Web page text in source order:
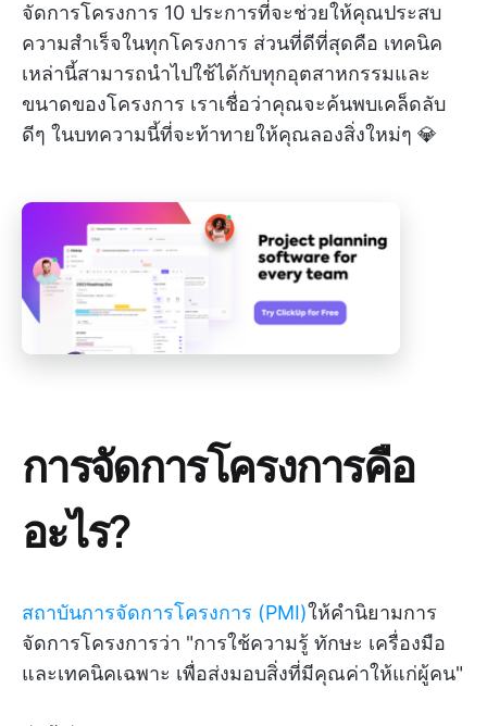
จัดการโครงการ 10 ประการที่จะช่วยให้คุณประสบ
ความสำเร็จในทุกโครงการ ส่วนที่ดีที่สุดคือ เทคนิค
เหล่านี้สามารถนำไปใช้ได้กับทุกอุตสาหกรรมและ
ขนาดของโครงการ เราเชื่อว่าคุณจะค้นพบเคล็ดลับ
ดีๆ ในบทความนี้ที่จะท้าทายให้คุณลองสิ่งใหม่ๆ 💎
การจัดการโครงการคือ
อะไร?
สถาบันการจัดการโครงการ (PMI)ให้คำนิยามการ
จัดการโครงการว่า "การใช้ความรู้ ทักษะ เครื่องมือ
และเทคนิคเฉพาะ เพื่อส่งมอบสิ่งที่มีคุณค่าให้แก่ผู้คน"